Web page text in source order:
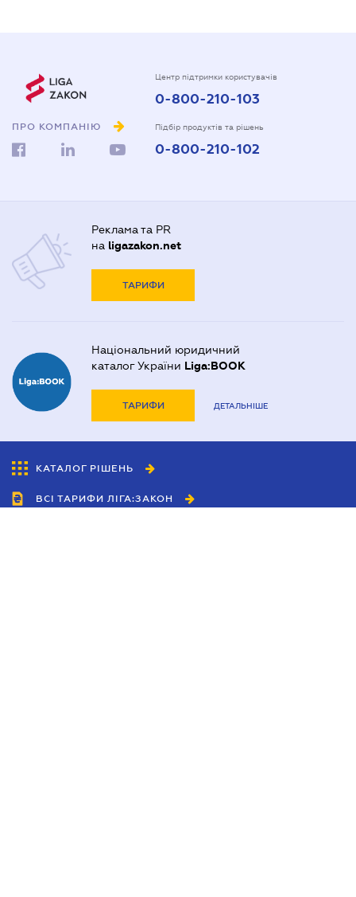
ПРО КОМПАНІЮ
Центр підтримки користувачів
0-800-210-103
Підбір продуктів та рішень
0-800-210-102
Реклама та PR
на ligazakon.net
ТАРИФИ
Національний юридичний
каталог України Liga:BOOK
ТАРИФИ ДЕТАЛЬНІШЕ
КАТАЛОГ РІШЕНЬ
ВСІ ТАРИФИ ЛІГА:ЗАКОН